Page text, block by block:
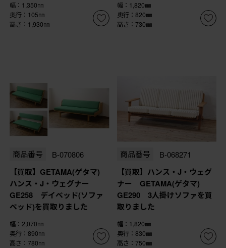
幅：1,350㎜
奥行：105㎜
高さ：1,930㎜
幅：1,820㎜
奥行：820㎜
高さ：730㎜
商品番号 B-070806
【買取】GETAMA(ゲタマ)
ハンス・J・ウェグナー
GE258 デイベッド(ソファ
ベッド)を買取りました
幅：2,070㎜
奥行：890㎜
高さ：780㎜
商品番号 B-068271
【買取】ハンス・J・ウェグ
ナー GETAMA(ゲタマ)
GE290 3人掛けソファを買
取りました
幅：1,820㎜
奥行：830㎜
高さ：750㎜